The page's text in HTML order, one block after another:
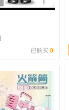
已购买 0